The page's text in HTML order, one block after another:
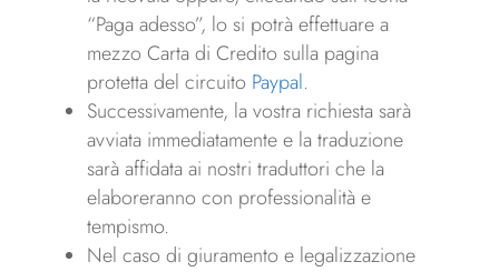
“Paga adesso”, lo si potrà effettuare a
mezzo Carta di Credito sulla pagina
protetta del circuito Paypal.
Successivamente, la vostra richiesta sarà
avviata immediatamente e la traduzione
sarà affidata ai nostri traduttori che la
elaboreranno con professionalità e
tempismo.
Nel caso di giuramento e legalizzazione